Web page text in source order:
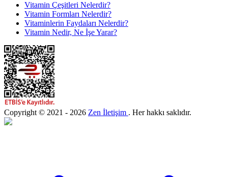
Vitamin Çeşitleri Nelerdir?
Vitamin Formları Nelerdir?
Vitaminlerin Faydaları Nelerdir?
Vitamin Nedir, Ne İşe Yarar?
Copyright © 2021 - 2026 Zen İletişim . Her hakkı saklıdır.